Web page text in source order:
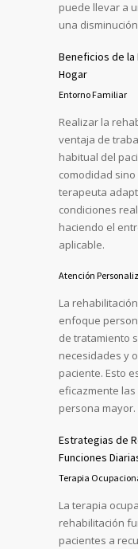
puede llevar a
una
Beneficios de la
Hogar
Entorno Familiar
Realizar la
ventaja de
habitual del
comodidad
terapeuta
condiciones
haciendo el
aplicable.
Atención
La
enfoque
de tratamiento
necesidades y
paciente. Esto
eficazmente
persona mayor.
Estrategias de
Funciones
Terapia
La terapia
rehabilitación
pacientes a